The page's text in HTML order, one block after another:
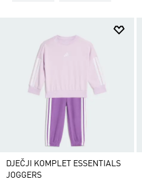
DJEČJI KOMPLET ESSENTIALS
JOGGERS